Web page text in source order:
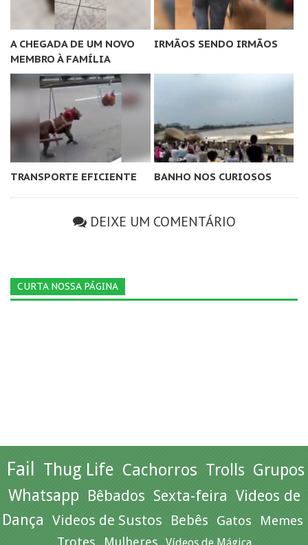
A CHEGADA DE UM NOVO
MEMBRO À FAMÍLIA
IRMÃOS SENDO IRMÃOS
TRANSPORTE EFICIENTE BANHO NOS CURIOSOS
DEIXE UM COMENTÁRIO
CURTA NOSSA PÁGINA
Fail Thug Life Cachorros Trolls Grupos
Whatsapp Bêbados Sexta-feira Videos de
Dança Videos de Sustos Bebês Gatos Memes